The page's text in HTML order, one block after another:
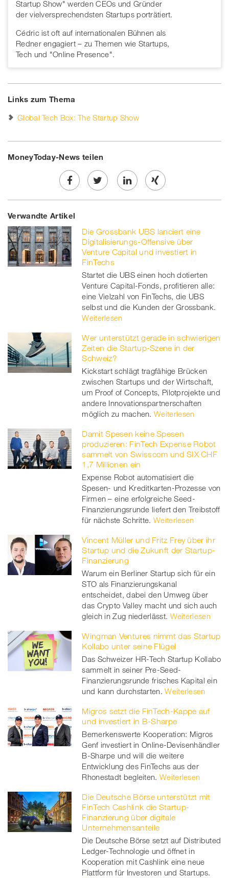
Startup Show" werden CEOs und Gründer
der vielversprechendsten Startups porträtiert.
Cédric ist oft auf internationalen Bühnen als
Redner engagiert – zu Themen wie Startups,
Tech und "Online Presence".
Links zum Thema
Global Tech Box: The Startup Show
MoneyToday-News teilen
Share
on
Facebook
Twe
on
twitt
er
Share
linkedin
Share
Xing
Verwandte Artikel
Die Grossbank UBS lanciert eine
Digitalisierungs-Offensive über
Venture Capital und investiert in
FinTechs
Startet die UBS einen hoch dotierten
Venture Capital-Fonds, profitieren alle:
eine Vielzahl von FinTechs, die UBS
selbst und die Kunden der Grossbank.
Weiterlesen
Wer unterstützt gerade in schwierigen
Zeiten die Startup-Szene in der
Schweiz?
Kickstart schlägt tragfähige Brücken
zwischen Startups und der Wirtschaft,
um Proof of Concepts, Pilotprojekte und
andere Innovationspartnerschaften
möglich zu machen. Weiterlesen
Damit Spesen keine Spesen
produzieren: FinTech Expense Robot
sammelt von Swisscom und SIX CHF
1,7 Millionen ein
Expense Robot automatisiert die
Spesen- und Kreditkarten-Prozesse von
Firmen – eine erfolgreiche Seed-
Finanzierungsrunde liefert den Treibstoff
für nächste Schritte. Weiterlesen
Vincent Müller und Fritz Frey über ihr
Startup und die Zukunft der Startup-
Finanzierung
Warum ein Berliner Startup sich für ein
STO als Finanzierungskanal
entscheidet, dabei den Umweg über
das Crypto Valley macht und sich auch
gleich in Zug niederlässt. Weiterlesen
Wingman Ventures nimmt das Startup
Kollabo unter seine Flügel
Das Schweizer HR-Tech Startup Kollabo
sammelt in seiner Pre-Seed-
Finanzierungsrunde frisches Kapital ein
und kann durchstarten. Weiterlesen
Migros setzt die FinTech-Kappe auf
und investiert in B-Sharpe
Bemerkenswerte Kooperation: Migros
Genf investiert in Online-Devisenhändler
B-Sharpe und will die weitere
Entwicklung des FinTechs aus der
Rhonestadt begleiten. Weiterlesen
Die Deutsche Börse unterstützt mit
FinTech Cashlink die Startup-
Finanzierung über digitale
Unternehmensanteile
Die Deutsche Börse setzt auf Distributed
Ledger-Technologie und öffnet in
Kooperation mit Cashlink eine neue
Plattform für Investoren und Startups.